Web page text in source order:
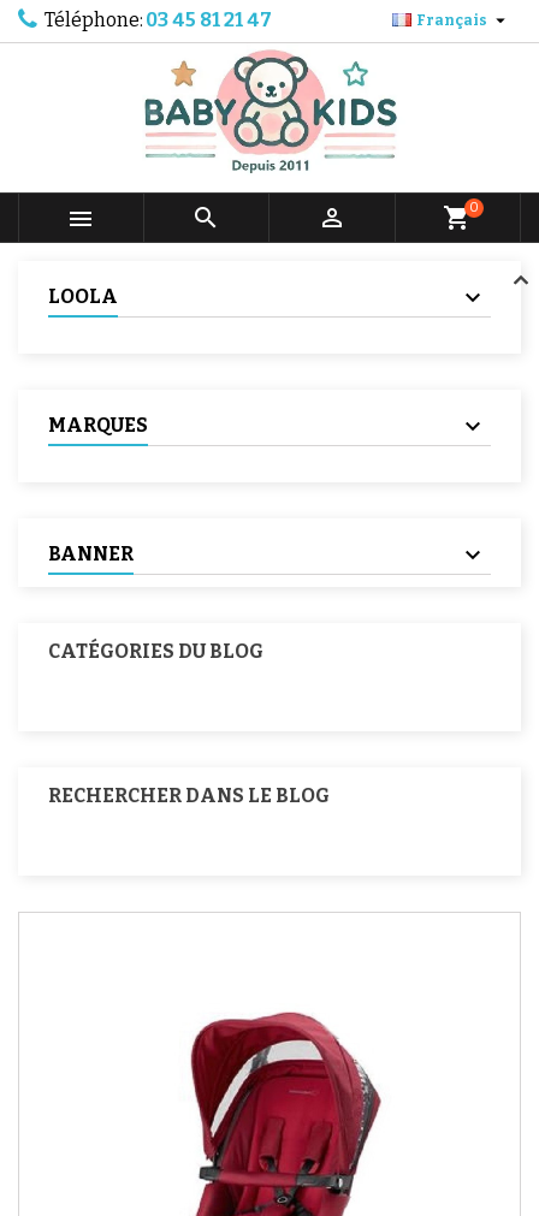
Téléphone: 03 45 81 21 47 Français 
   shopping_cart0
LOOLA
MARQUES
BANNER
CATÉGORIES DU BLOG
RECHERCHER DANS LE BLOG